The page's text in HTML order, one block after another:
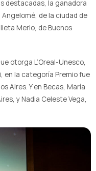
destacadas, la ganadora
de la ciudad de
Merlo, de Buenos
otorga L’Oreal-Unesco,
en la categoría Premio fue
Aires. Y en Becas, María
y Nadia Celeste Vega,